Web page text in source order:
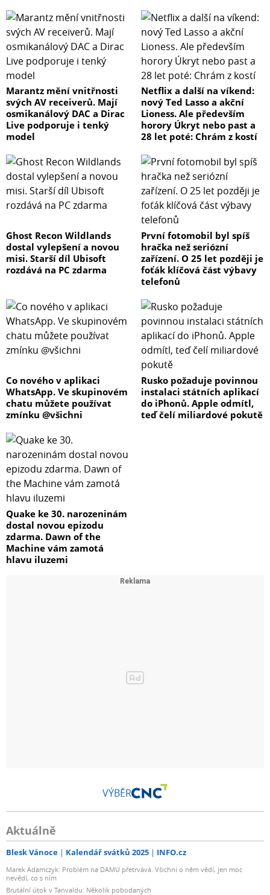
Marantz mění vnitřnosti
svých AV receiverů. Mají
osmikanálový DAC a Dirac
Live podporuje i tenký
model
Netflix a další na víkend:
nový Ted Lasso a akční
Lioness. Ale především
horory Úkryt nebo past a
28 let poté: Chrám z kostí
Ghost Recon Wildlands
dostal vylepšení a novou
misi. Starší díl Ubisoft
rozdává na PC zdarma
První fotomobil byl spíš
hračka než seriózní
zařízení. O 25 let později je
foťák klíčová část výbavy
telefonů
Co nového v aplikaci
WhatsApp. Ve skupinovém
chatu můžete používat
zmínku @všichni
Rusko požaduje povinnou
instalaci státních aplikací
do iPhonů. Apple odmítl,
teď čelí miliardové pokutě
Quake ke 30. narozeninám
dostal novou epizodu
zdarma. Dawn of the
Machine vám zamotá
hlavu iluzemi
VÝBĚR
Aktuálně
Blesk Vánoce Kalendář svátků 2025 INFO.cz
Marek Adamczyk: Problém na DAMU přetrvává. Všichni o něm vědí, jen moc
nevědí, co s ním
Brutální útok v Tanvaldu: Několik pobodaných